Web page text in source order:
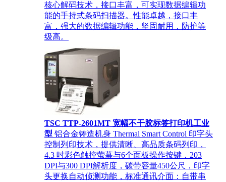
核心解码技术，接口丰富，可实现数据编辑功
能的手持式条码扫描器。性能卓越，接口丰
富，强大的数据编辑功能，坚固耐用，防护等
级高。
TSC TTP-2601MT 宽幅不干胶标签打印机工业
型 铝合金铸造机身 Thermal Smart Control 印字头
控制列印技术，提供清晰、高品质条码列印，
4.3 吋彩色触控萤幕与6个面板操作按键，203
DPI与300 DPI解析度，碳带容量450公尺，印字
头更换自动侦测功能，标准通讯介面：自带串